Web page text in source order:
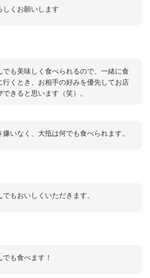
しくお願いします
でも美味しく食べられるので、一緒に食
行くとき、お相手の好みを優先してお店
できると思います（笑）。
嫌いなく、大抵は何でも食べられます。
でもおいしくいただきます。
でも食べます！